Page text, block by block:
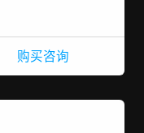
购买咨询